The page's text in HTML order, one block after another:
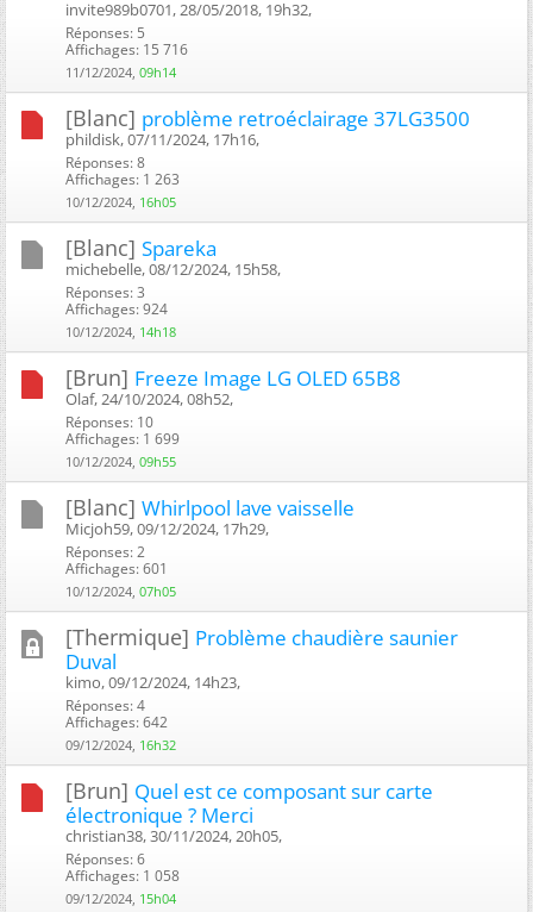
invite989b0701, 28/05/2018, 19h32, ‎
Réponses: 5
Affichages: 15 716
11/12/2024, 09h14
[Blanc] problème retroéclairage 37LG3500
phildisk, 07/11/2024, 17h16, ‎
Réponses: 8
Affichages: 1 263
10/12/2024, 16h05
[Blanc] Spareka
michebelle, 08/12/2024, 15h58, ‎
Réponses: 3
Affichages: 924
10/12/2024, 14h18
[Brun] Freeze Image LG OLED 65B8
Olaf, 24/10/2024, 08h52, ‎
Réponses: 10
Affichages: 1 699
10/12/2024, 09h55
[Blanc] Whirlpool lave vaisselle
Micjoh59, 09/12/2024, 17h29, ‎
Réponses: 2
Affichages: 601
10/12/2024, 07h05
[Thermique] Problème chaudière saunier
Duval
kimo, 09/12/2024, 14h23, ‎
Réponses: 4
Affichages: 642
09/12/2024, 16h32
[Brun] Quel est ce composant sur carte
électronique ? Merci
christian38, 30/11/2024, 20h05, ‎
Réponses: 6
Affichages: 1 058
09/12/2024, 15h04